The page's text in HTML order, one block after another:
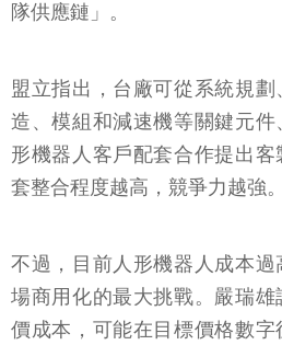
隊供應鏈」。
盟立指出，台廠可從系統規
造、模組和減速機等關鍵元件
形機器人客戶配套合作提出
套整合程度越高，競爭力越強。
不過，目前人形機器人成本
場商用化的最大挑戰。嚴瑞
價成本，可能在目標價格數